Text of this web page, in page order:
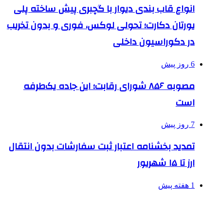
انواع قاب بندی دیوار با گچبری پیش ساخته پلی
یورتان دکارت؛ تحولی لوکس، فوری و بدون تخریب
در دکوراسیون داخلی
6 روز پیش
مصوبه ۸۵۶ شورای رقابت؛ این جاده یک‌طرفه
است
7 روز پیش
تمدید بخشنامه اعتبار ثبت سفارشات بدون انتقال
ارز تا ۱۵ شهریور
1 هفته پیش